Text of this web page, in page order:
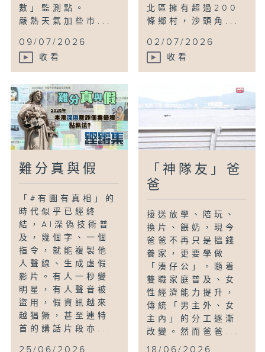
數」監測點。
嚴熱天氣加些市...
09/07/2026
收看
北區擁有超過200
條鄉村，沙頭角...
02/07/2026
收看
難分真與假
「#有圖有真相」的
時代似乎已經終
結，AI深偽技術普
及，幾個字、一個
指令，就能複製他
人聲線、生成虛假
影片。有人一秒變
明星，有人聲音被
盜用，假資訊越來
越猖獗，甚至連特
首的講話片段亦...
25/06/2026
「神隊友」爸
爸
接送放學、陪玩、
換片、餵奶，現今
爸爸不再只是搵錢
養家，更要學做
「湊仔公」。隨着
雙職家庭普及、女
性經濟能力提升，
傳統「男主外、女
主內」的分工逐漸
改變。然而爸爸...
18/06/2026